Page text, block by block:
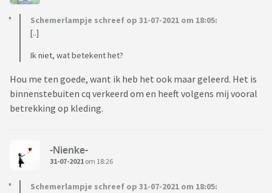
Schemerlampje schreef op 31-07-2021 om 18:05:
[..]
Ik niet, wat betekent het?
Hou me ten goede, want ik heb het ook maar geleerd. Het is
binnenstebuiten cq verkeerd om en heeft volgens mij vooral
betrekking op kleding.
-Nienke-
31-07-2021 om 18:26
Schemerlampje schreef op 31-07-2021 om 18:05: